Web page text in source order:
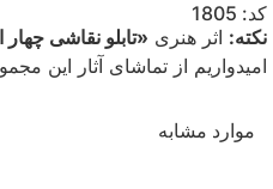
کد: 1805
نکته: اثر هنری «تابلو نقاشی
امیدواریم از تماشای آثار این
موارد مشابه